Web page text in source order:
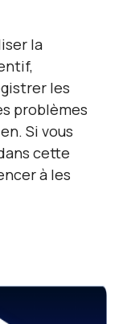
la
les
problèmes
Si vous
cette
à les